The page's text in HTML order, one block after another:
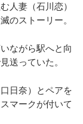
人妻（石川恋）
のストーリー。
ながら駅へと向
送っていた。
日奈）とペアを
マークが付いて